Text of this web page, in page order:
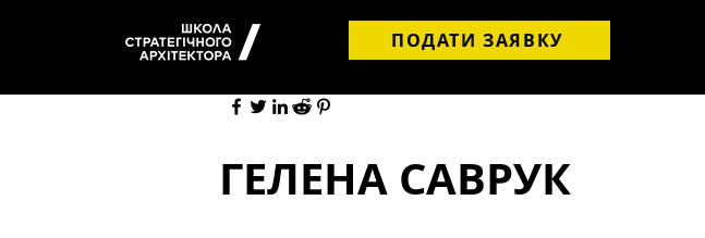
ПОДАТИ ЗАЯВКУ
ГЕЛЕНА САВРУК